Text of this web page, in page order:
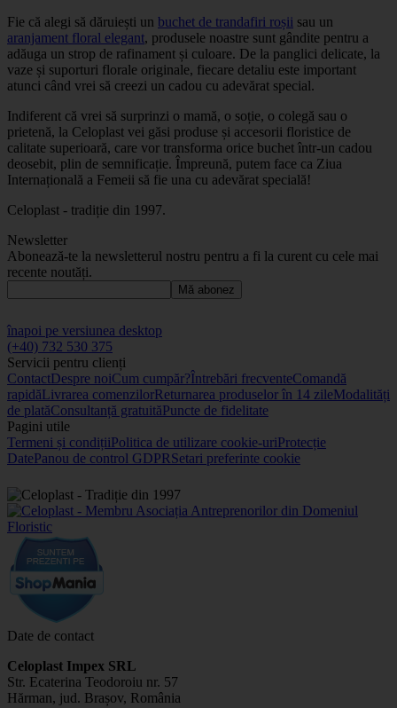
Fie că alegi să dăruiești un buchet de trandafiri roșii sau un
aranjament floral elegant, produsele noastre sunt gândite pentru a
adăuga un strop de rafinament și culoare. De la panglici delicate, la
vaze și suporturi florale originale, fiecare detaliu este important
atunci când vrei să creezi un cadou cu adevărat special.
Indiferent că vrei să surprinzi o mamă, o soție, o colegă sau o
prietenă, la Celoplast vei găsi produse și accesorii floristice de
calitate superioară, care vor transforma orice buchet într-un cadou
deosebit, plin de semnificație. Împreună, putem face ca Ziua
Internațională a Femeii să fie una cu adevărat specială!
Celoplast - tradiție din 1997.
Newsletter
Abonează-te la newsletterul nostru pentru a fi la curent cu cele mai
recente noutăți.
Mă abonez
înapoi pe versiunea desktop
(+40) 732 530 375
Servicii pentru clienți
ContactDespre noiCum cumpăr?Întrebări frecventeComandă
rapidăLivrarea comenzilorReturnarea produselor în 14 zileModalități
de platăConsultanță gratuităPuncte de fidelitate
Pagini utile
Termeni și condițiiPolitica de utilizare cookie-uriProtecție
DatePanou de control GDPRSetari preferinte cookie
Date de contact
Celoplast Impex SRL
Str. Ecaterina Teodoroiu nr. 57
Hărman, jud. Brașov, România